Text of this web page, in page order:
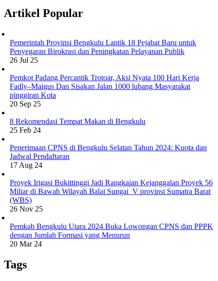
Artikel Popular
Pemerintah Provinsi Bengkulu Lantik 18 Pejabat Baru untuk
Penyegaran Birokrasi dan Peningkatan Pelayanan Publik
26 Jul 25
Pemkot Padang Percantik Trotoar, Aksi Nyata 100 Hari Kerja
Fadly–Maigus Dan Sisakan Jalan 1000 lubang Masyarakat
pinggiran Kota
20 Sep 25
8 Rekomendasi Tempat Makan di Bengkulu
25 Feb 24
Penerimaan CPNS di Bengkulu Selatan Tahun 2024: Kuota dan
Jadwal Pendaftaran
17 Aug 24
Proyek Irigasi Bukittinggi Jadi Rangkaian Kejanggalan Proyek 56
Miliar di Bawah Wilayah Balai Sungai V provinsi Sumatra Barat
(WBS)
26 Nov 25
Pemkab Bengkulu Utara 2024 Buka Lowongan CPNS dan PPPK
dengan Jumlah Formasi yang Menurun
20 Mar 24
Tags